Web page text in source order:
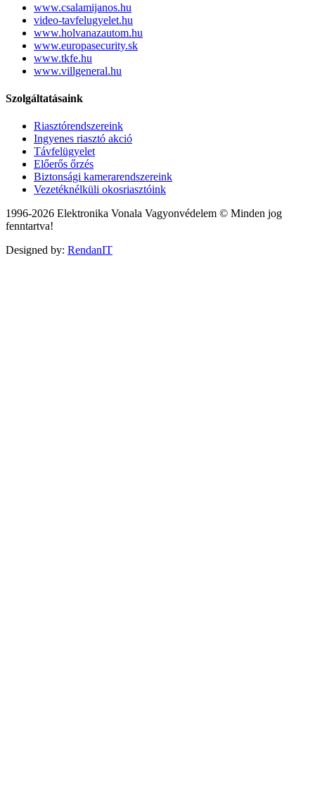
www.csalamijanos.hu
video-tavfelugyelet.hu
www.holvanazautom.hu
www.europasecurity.sk
www.tkfe.hu
www.villgeneral.hu
Szolgáltatásaink
Riasztórendszereink
Ingyenes riasztó akció
Távfelügyelet
Előerős őrzés
Biztonsági kamerarendszereink
Vezetéknélküli okosriasztóink
1996-2026 Elektronika Vonala Vagyonvédelem © Minden jog
fenntartva!
Designed by: RendanIT